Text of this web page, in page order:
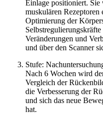
Einlage positioniert.
muskulären
Optimierung der
Veränderungen und
und über den Scanner
Stufe:
Nach 6 Wochen wird
Vergleich der
die Verbesserung der
und sich das neue
hat.